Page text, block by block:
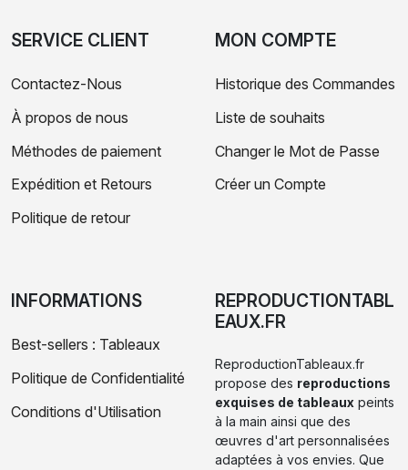
SERVICE CLIENT
Contactez-Nous
À propos de nous
Méthodes de paiement
Expédition et Retours
Politique de retour
MON COMPTE
Historique des Commandes
Liste de souhaits
Changer le Mot de Passe
Créer un Compte
INFORMATIONS
Best-sellers : Tableaux
Politique de Confidentialité
Conditions d'Utilisation
REPRODUCTIONTABL
EAUX.FR
ReproductionTableaux.fr
propose des reproductions
exquises de tableaux peints
à la main ainsi que des
œuvres d'art personnalisées
adaptées à vos envies. Que